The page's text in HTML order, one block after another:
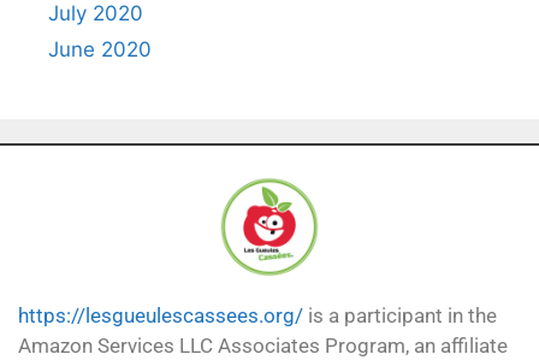
July 2020
June 2020
https://lesgueulescassees.org/ is a participant in the
Amazon Services LLC Associates Program, an affiliate